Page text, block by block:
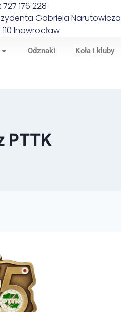
727 176 228
Gabriela
Inowrocław
Odznaki Koła i kluby
PTTK